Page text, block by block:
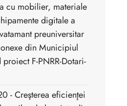
cu mobilier, materiale
digitale a
preuniversitar
din Municipiul
F-PNRR-Dotari-
- Creşterea eficienţei